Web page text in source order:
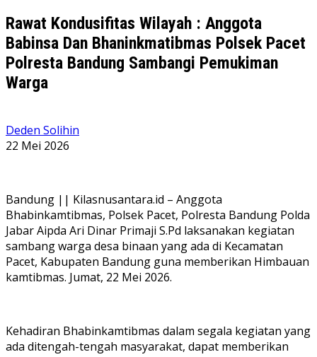
Rawat Kondusifitas Wilayah : Anggota
Babinsa Dan Bhaninkmatibmas Polsek Pacet
Polresta Bandung Sambangi Pemukiman
Warga
Deden Solihin
22 Mei 2026
Bandung || Kilasnusantara.id – Anggota
Bhabinkamtibmas, Polsek Pacet, Polresta Bandung Polda
Jabar Aipda Ari Dinar Primaji S.Pd laksanakan kegiatan
sambang warga desa binaan yang ada di Kecamatan
Pacet, Kabupaten Bandung guna memberikan Himbauan
kamtibmas. Jumat, 22 Mei 2026.
Kehadiran Bhabinkamtibmas dalam segala kegiatan yang
ada ditengah-tengah masyarakat, dapat memberikan